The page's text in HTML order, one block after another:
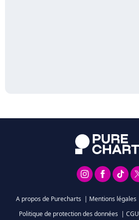
A propos de Purecharts | Mentions légales
Politique de protection des données | CGU